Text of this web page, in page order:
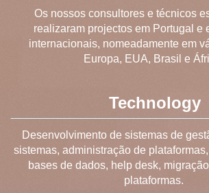
Os nossos consultores e técnicos
realizaram projectos em Portugal e
internacionais, nomeadamente em
Europa, EUA, Brasil e
Technology
Desenvolvimento de sistemas de
sistemas, administração de
bases de dados, help desk,
plataformas.